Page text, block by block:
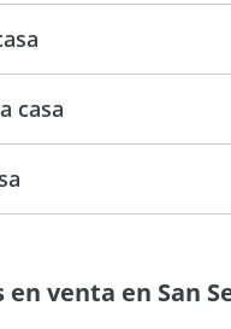
casa
en venta en San